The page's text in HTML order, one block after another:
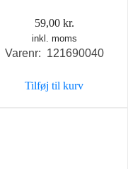
59,00 kr.
inkl. moms
Varenr: 121690040
Tilføj til kurv